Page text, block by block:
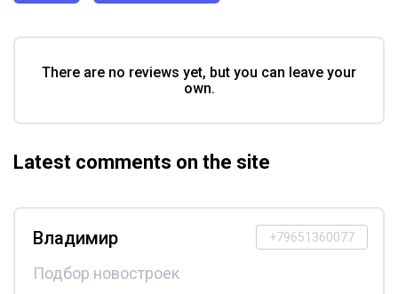
There are no reviews yet, but you can leave your
own.
Latest comments on the site
+79651360077
Владимир
Подбор новостроек